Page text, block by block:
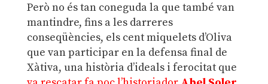
Però no és tan coneguda la que també van
mantindre, fins a les darreres
conseqüències, els cent miquelets d’Oliva
que van participar en la defensa final de
Xàtiva, una història d’ideals i ferocitat que